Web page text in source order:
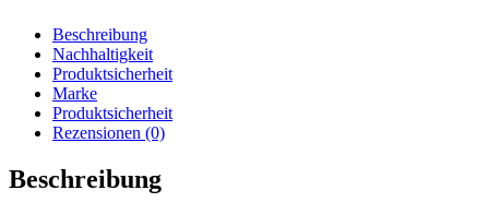
Beschreibung
Nachhaltigkeit
Produktsicherheit
Marke
Produktsicherheit
Rezensionen (0)
Beschreibung